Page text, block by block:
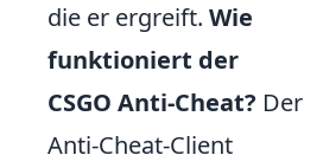
die er ergreift. Wie
funktioniert der
CSGO Anti-Cheat? Der
Anti-Cheat-Client